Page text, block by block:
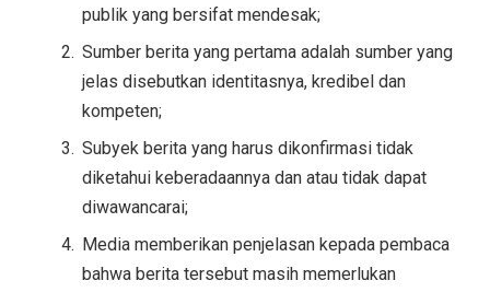
publik yang bersifat mendesak;
Sumber berita yang pertama adalah sumber yang
jelas disebutkan identitasnya, kredibel dan
kompeten;
Subyek berita yang harus dikonfirmasi tidak
diketahui keberadaannya dan atau tidak dapat
diwawancarai;
Media memberikan penjelasan kepada pembaca
bahwa berita tersebut masih memerlukan